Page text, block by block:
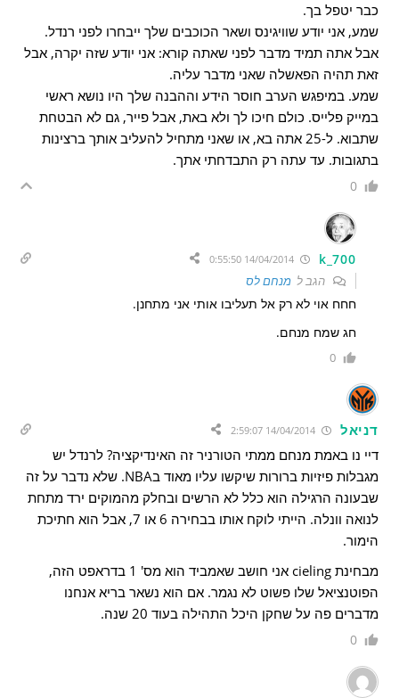
כבר יטפל בך.
שמע, אני יודע שוויגינס ושאר הכוכבים שלך ייבחרו לפני רנדל.
אבל אתה תמיד מדבר לפני שאתה קורא: אני יודע שזה יקרה, אבל
זאת תהיה הפאשלה שאני מדבר עליה.
שמע. במיפגש הערב חוסר הידע וההבנה שלך היו נושא ראשי
במייק פלייס. כולם חיכו לך ולא באת, אבל פייר, גם לא הבטחת
שתבוא. ל-25 אתה בא, או שאני מתחיל להעליב אותך ברצינות
בתגובות. עד עתה רק התבדחתי אתך.
0
k_700
הגב למנחם לס
חחח אוי לא רק אל תעליבו אותי אני מתחנן.
חג שמח מנחם.
0
דניאל
דיי נו באמת מנחם ממתי הטורניר זה האינדיקציה? לרנדל יש
מגבלות פיזיות ברורות שיקשו עליו מאוד בNBA. שלא נדבר על זה
שבעונה הרגילה הוא כלל לא הרשים ובחלק מהמוקים ירד מתחת
לנואה וונלה. הייתי לוקח אותו בבחירה 6 או 7, אבל הוא חתיכת
הימור.
מבחינת cieling אני חושב שאמביד הוא מס' 1 בדראפט הזה,
הפוטנציאל שלו פשוט לא נגמר. אם הוא נשאר בריא אנחנו
מדברים פה על שחקן היכל התהילה בעוד 20 שנה.
0